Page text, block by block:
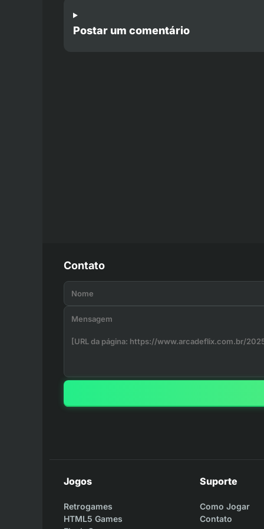
Postar um comentário
Contato
Jogos
Retrogames
HTML5 Games
Suporte
Como Jogar
Contato